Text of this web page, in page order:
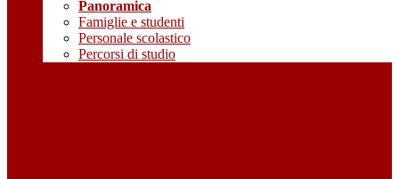
Panoramica
Famiglie e studenti
Personale scolastico
Percorsi di studio